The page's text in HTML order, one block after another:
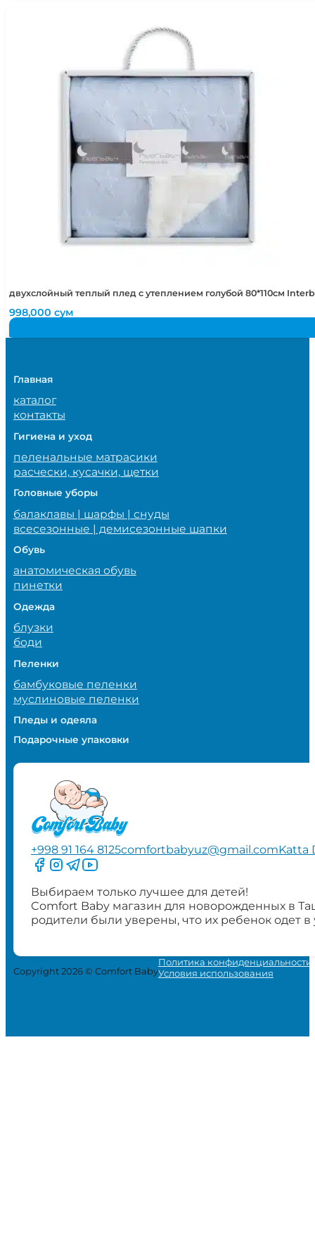
двухслойный теплый плед с утеплением голубой 80*110см
998,000сум
Главная
каталог
контакты
Гигиена и уход
пеленальные матрасики
расчески, кусачки, щетки
Головные уборы
балаклавы | шарфы | снуды
всесезонные | демисезонные шапки
Обувь
анатомическая обувь
пинетки
Одежда
блузки
боди
Пеленки
бамбуковые пеленки
муслиновые пеленки
Пледы и одеяла
Подарочные упаковки
+998 91 164 8125comfortbabyuz@gmail.comKatta
Следите за нами на Facebook
Следите за нами в Instagram
Следите за нами в Telegram
Следите за нами в YouTube
Выбираем только лучшее для детей!
Comfort Baby магазин для новорожденных в
родители были уверены, что их ребенок одет
Copyright 2026 © Comfort Baby
Политика конфиденциальности
Условия использования